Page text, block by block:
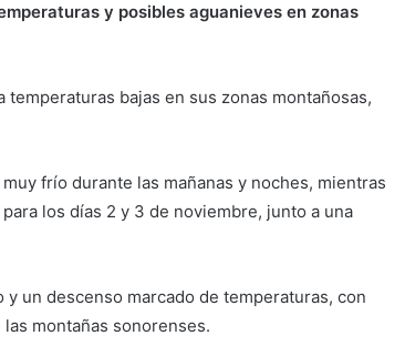
y posibles aguanieves en zonas
bajas en sus zonas montañosas,
frío durante las mañanas y noches, mientras
los días 2 y 3 de noviembre, junto a una
un descenso marcado de temperaturas, con
montañas sonorenses.